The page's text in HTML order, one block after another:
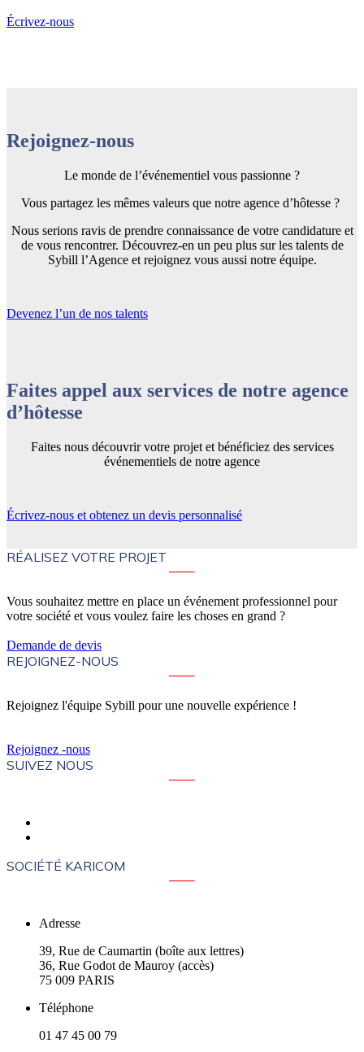
Écrivez-nous
Rejoignez-nous
Le monde de l’événementiel vous passionne ?
Vous partagez les mêmes valeurs que notre agence d’hôtesse ?
Nous serions ravis de prendre connaissance de votre candidature et
de vous rencontrer. Découvrez-en un peu plus sur les talents de
Sybill l’Agence et rejoignez vous aussi notre équipe.
Devenez l’un de nos talents
Faites appel aux services de notre agence
d’hôtesse
Faites nous découvrir votre projet et bénéficiez des services
événementiels de notre agence
Écrivez-nous et obtenez un devis personnalisé
RÉALISEZ VOTRE PROJET
Vous souhaitez mettre en place un événement professionnel pour
votre société et vous voulez faire les choses en grand ?
Demande de devis
REJOIGNEZ-NOUS
Rejoignez l'équipe Sybill pour une nouvelle expérience !
Rejoignez -nous
SUIVEZ NOUS
SOCIÉTÉ KARICOM
Adresse
39, Rue de Caumartin (boîte aux lettres)
36, Rue Godot de Mauroy (accès)
75 009 PARIS
Téléphone
01 47 45 00 79